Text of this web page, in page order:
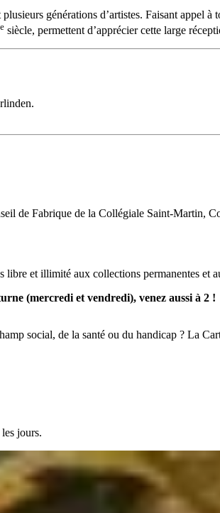
générations d’artistes. Faisant appel
e siècle, permettent d’apprécier cette large
de Fabrique de la Collégiale Saint-Martin,
libre et illimité aux collections permanentes
(mercredi et vendredi), venez aussi à 2 !
social, de la santé ou du handicap ? La
jours.